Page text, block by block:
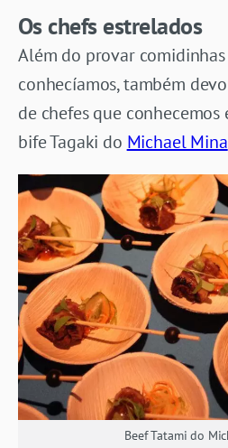
Os chefs estrelados
Além do provar
conhecíamos, também
de chefes que
bife Tagaki do Michael Mina
Beef Tatami do